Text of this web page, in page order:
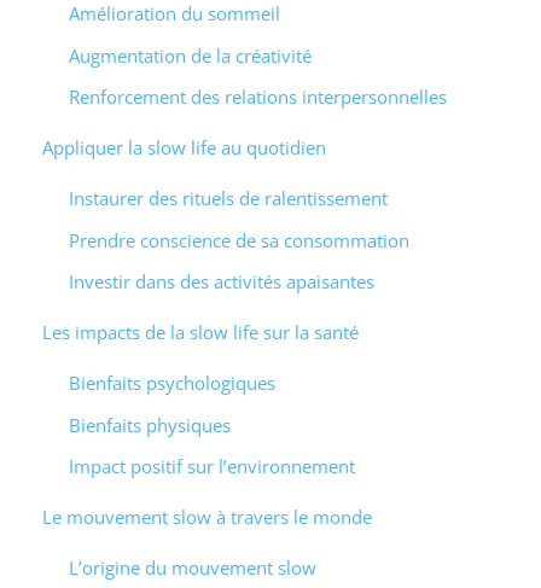
Amélioration du sommeil
Augmentation de la créativité
Renforcement des relations interpersonnelles
Appliquer la slow life au quotidien
Instaurer des rituels de ralentissement
Prendre conscience de sa consommation
Investir dans des activités apaisantes
Les impacts de la slow life sur la santé
Bienfaits psychologiques
Bienfaits physiques
Impact positif sur l’environnement
Le mouvement slow à travers le monde
L’origine du mouvement slow